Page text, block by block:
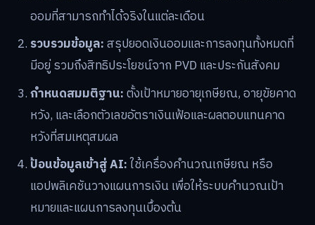
ออมที่สามารถทำได้จริงในแต่ละเดือน
รวบรวมข้อมูล:สรุปยอดเงินออมและการลงทุนทั้งหมดที่
มีอยู่ รวมถึงสิทธิประโยชน์จาก PVD และประกันสังคม
กำหนดสมมติฐาน:ตั้งเป้าหมายอายุเกษียณ, อายุขัยคาด
หวัง, และเลือกตัวเลขอัตราเงินเฟ้อและผลตอบแทนคาด
หวังที่สมเหตุสมผล
ป้อนข้อมูลเข้าสู่ AI:ใช้เครื่องคำนวณเกษียณ หรือ
แอปพลิเคชันวางแผนการเงิน เพื่อให้ระบบคำนวณเป้า
หมายและแผนการลงทุนเบื้องต้น